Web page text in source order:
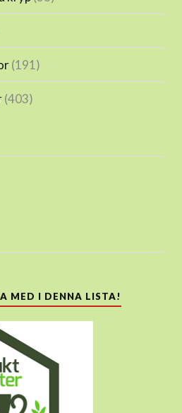
(191)
(403)
MED I DENNA LISTA!